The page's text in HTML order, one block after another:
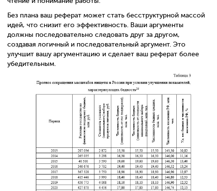
Без плана ваш реферат может стать бесструктурной массой
идей, что снизит его эффективность. Ваши аргументы
должны последовательно следовать друг за другом,
создавая логичный и последовательный аргумент. Это
улучшит вашу аргументацию и сделает ваш реферат более
убедительным.